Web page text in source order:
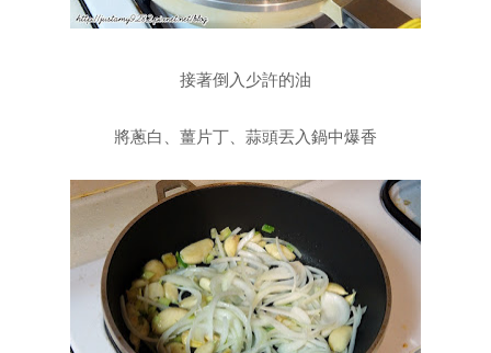
接著倒入少許的油
將蔥白、薑片丁、蒜頭丟入鍋中爆香